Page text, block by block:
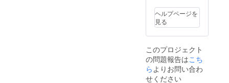
す。 そ
んな中
加工場
を借り
られて
いる無
添加製
品のギ
的に作
られて
きたし
おこぶ
を醤油
や酢で
炊い
た、ご
ヘルプページを
見る
このプロジェクト
の問題報告はこち
らよりお問い合わ
せください